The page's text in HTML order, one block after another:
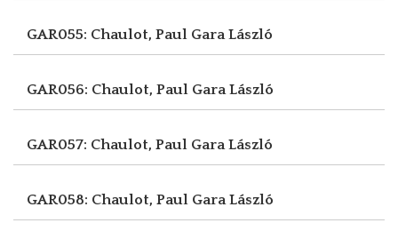
GAR055: Chaulot, Paul Gara László
GAR056: Chaulot, Paul Gara László
GAR057: Chaulot, Paul Gara László
GAR058: Chaulot, Paul Gara László